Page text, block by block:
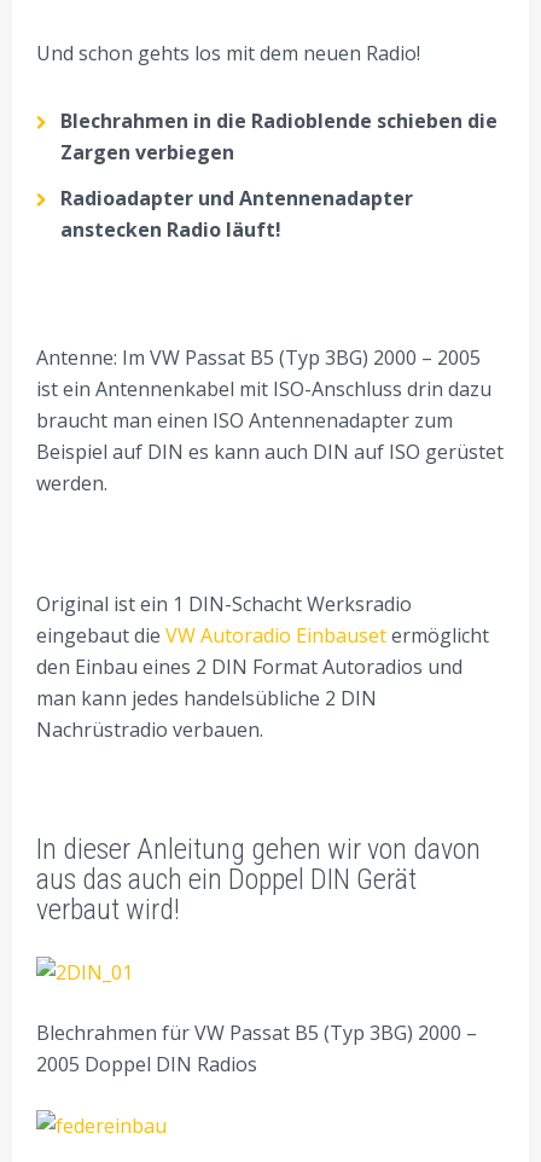
Und schon gehts los mit dem neuen Radio!
Blechrahmen in die Radioblende schieben die
Zargen verbiegen
Radioadapter und Antennenadapter
anstecken Radio läuft!
Antenne: Im VW Passat B5 (Typ 3BG) 2000 – 2005
ist ein Antennenkabel mit ISO-Anschluss drin dazu
braucht man einen ISO Antennenadapter zum
Beispiel auf DIN es kann auch DIN auf ISO gerüstet
werden.
Original ist ein 1 DIN-Schacht Werksradio
eingebaut die VW Autoradio Einbausetermöglicht
den Einbau eines 2 DIN Format Autoradios und
man kann jedes handelsübliche 2 DIN
Nachrüstradio verbauen.
In dieser Anleitung gehen wir von davon
aus das auch ein Doppel DIN Gerät
verbaut wird!
Blechrahmen für VW Passat B5 (Typ 3BG) 2000 –
2005 Doppel DIN Radios